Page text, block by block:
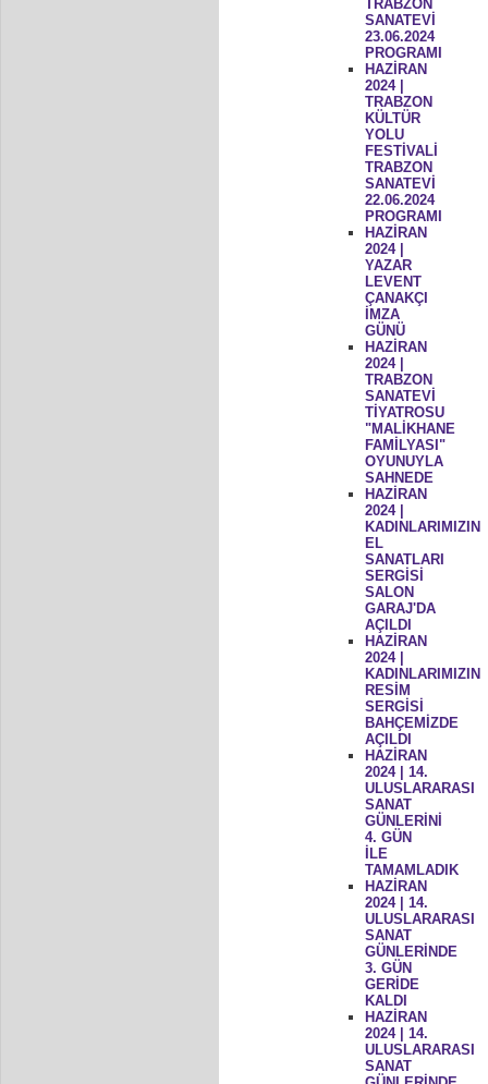
TRABZON
SANATEVİ
23.06.2024
PROGRAMI
HAZİRAN
2024 |
TRABZON
KÜLTÜR
YOLU
FESTİVALİ
TRABZON
SANATEVİ
22.06.2024
PROGRAMI
HAZİRAN
2024 |
YAZAR
LEVENT
ÇANAKÇI
İMZA
GÜNÜ
HAZİRAN
2024 |
TRABZON
SANATEVİ
TİYATROSU
"MALİKHANE
FAMİLYASI"
OYUNUYLA
SAHNEDE
HAZİRAN
2024 |
KADINLARIMIZIN
EL
SANATLARI
SERGİSİ
SALON
GARAJ'DA
AÇILDI
HAZİRAN
2024 |
KADINLARIMIZIN
RESİM
SERGİSİ
BAHÇEMİZDE
AÇILDI
HAZİRAN
2024 | 14.
ULUSLARARASI
SANAT
GÜNLERİNİ
4. GÜN
İLE
TAMAMLADIK
HAZİRAN
2024 | 14.
ULUSLARARASI
SANAT
GÜNLERİNDE
3. GÜN
GERİDE
KALDI
HAZİRAN
2024 | 14.
ULUSLARARASI
SANAT